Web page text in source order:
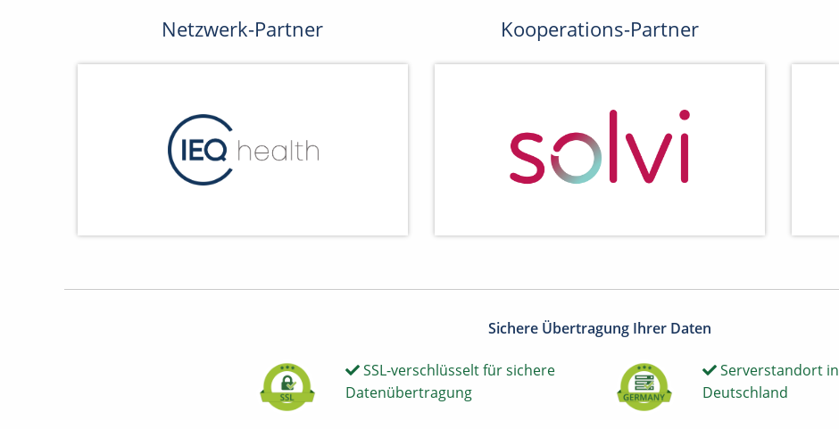
Netzwerk-Partner Kooperations-Partner
Sichere Übertragung Ihrer Daten
SSL-verschlüsselt für sichere
Datenübertragung
Serverstandort in
Deutschland